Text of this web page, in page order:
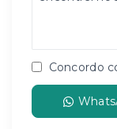
Concordo